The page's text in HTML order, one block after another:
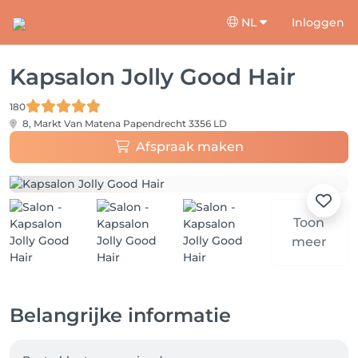
NL Inloggen
Kapsalon Jolly Good Hair
180
8, Markt Van Matena Papendrecht 3356 LD
Afspraak maken
Toon
meer
Belangrijke informatie